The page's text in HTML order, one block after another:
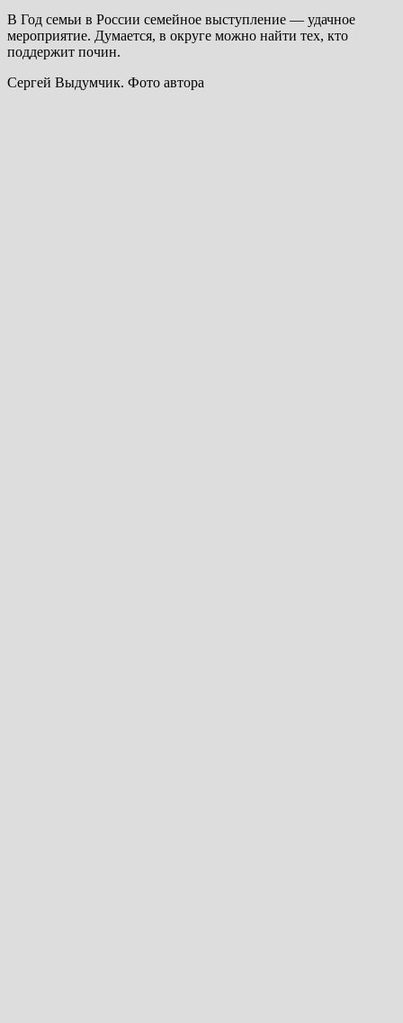
В Год семьи в России семейное выступление — удачное
мероприятие. Думается, в округе можно найти тех, кто
поддержит почин.
Сергей Выдумчик. Фото автора